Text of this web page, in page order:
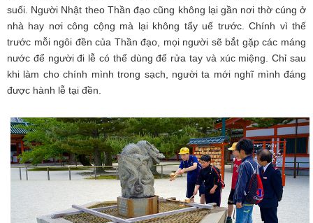
suối. Người Nhật theo Thần đạo cũng không lại gần nơi thờ cúng ở
nhà hay nơi công cộng mà lại không tẩy uế trước. Chính vì thế
trước mỗi ngôi đền của Thần đạo, mọi người sẽ bắt gặp các máng
nước để người đi lễ có thể dùng để rửa tay và xúc miệng. Chỉ sau
khi làm cho chính mình trong sạch, người ta mới nghĩ mình đáng
được hành lễ tại đền.